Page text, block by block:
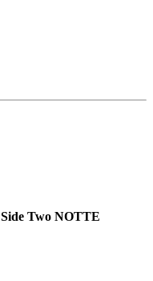
Side Two NOTTE